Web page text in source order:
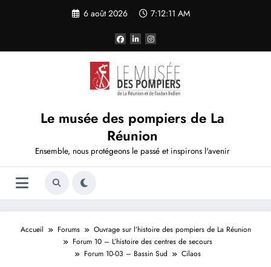
6 août 2026 7:12:11 AM
Le musée des pompiers de La
Réunion
Ensemble, nous protégeons le passé et inspirons l'avenir
Accueil Forums
Ouvrage sur l’histoire des pompiers de La Réunion
Forum 10 – L’histoire des centres de secours
Forum 10-03 – Bassin Sud
Cilaos